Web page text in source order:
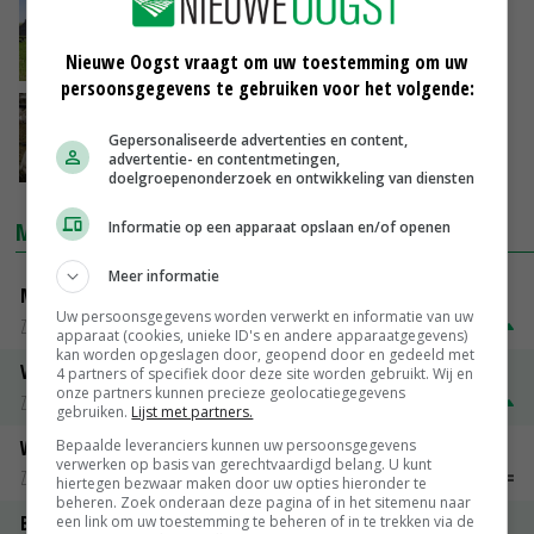
Huiskavelnorm leidt tot landhonger
10-09-2018
01-09-2018
MARKTPRIJZEN
Magere melkpoeder
Zuivel weekprijzen
€ 269,00 € 7,00
Volle melkpoeder
Zuivel weekprijzen
€ 345,00
Weipoeder
Zuivel weekprijzen
€ 134,00
Boeren Gouda 12 kg
Nieuwe Oogst vraagt om uw toestemming om uw
persoonsgegevens te gebruiken voor het volgende:
Gepersonaliseerde advertenties en content,
advertentie- en contentmetingen,
doelgroepenonderzoek en ontwikkeling van diensten
Informatie op een apparaat opslaan en/of openen
Meer informatie
Uw persoonsgegevens worden verwerkt en informatie van uw
apparaat (cookies, unieke ID's en andere apparaatgegevens)
kan worden opgeslagen door, geopend door en gedeeld met
4 partners of specifiek door deze site worden gebruikt. Wij en
onze partners kunnen precieze geolocatiegegevens
gebruiken. Lijst met partners.
Bepaalde leveranciers kunnen uw persoonsgegevens
verwerken op basis van gerechtvaardigd belang. U kunt
hiertegen bezwaar maken door uw opties hieronder te
beheren. Zoek onderaan deze pagina of in het sitemenu naar
een link om uw toestemming te beheren of in te trekken via de